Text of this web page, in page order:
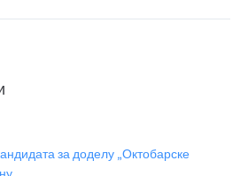
за доделу „Октобарске